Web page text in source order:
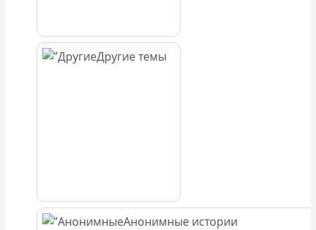
Другие темы
Анонимные истории